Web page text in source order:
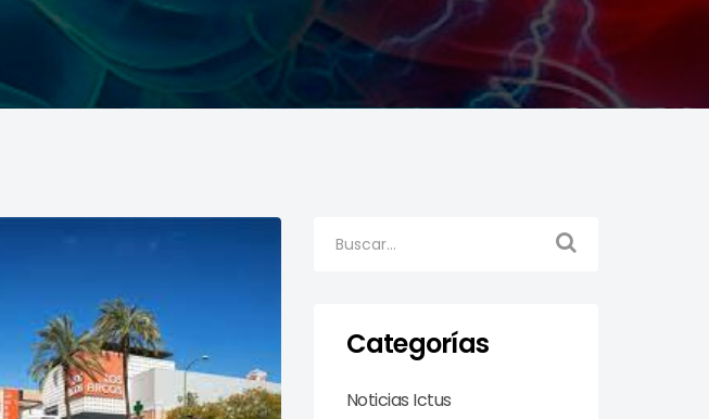
Categorías
Noticias Ictus